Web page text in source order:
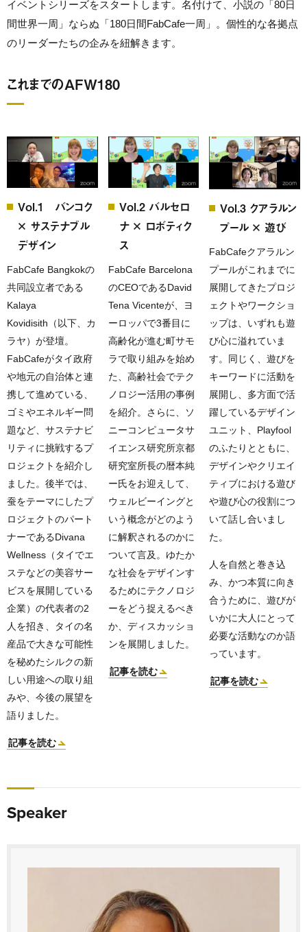
イベントシリーズをスタートします。名付けて、小説の「80日
間世界一周」ならぬ「180日間FabCafe一周」。個性的な各拠点
のリーダーたちの企みを紐解きます。
これまでのAFW180
Vol.1 バンコク
× サステナブル
デザイン
FabCafe Bangkokの
共同設立者である
Kalaya
Kovidisith（以下、カ
ラヤ）が登壇。
FabCafeがタイ政府
や地元の自治体と連
携して進めている、
ゴミやエネルギー問
題など、サステナビ
リティに挑戦するプ
ロジェクトを紹介し
ました。後半では、
蚕をテーマにしたプ
ロジェクトのパート
ナーであるDivana
Wellness（タイでエ
ステなどの美容サー
ビスを展開している
企業）の代表者の2
人を招き、タイの名
産品で大きな可能性
を秘めたシルクの新
しい用途への取り組
みや、今後の展望を
語りました。
記事を読む
Vol.2 バルセロ
ナ × ロボティク
ス
FabCafe Barcelona
のCEOであるDavid
Tena Vicenteが、ヨ
ーロッパで3番目に
高齢化が進む町サモ
ラで取り組みを始め
た、高齢社会でテク
ノロジー活用の事例
を紹介。さらに、ソ
ニーコンピュータサ
イエンス研究所京都
研究室所長の暦本純
ー氏をお迎えして、
ウェルビーイングと
いう概念がどのよう
に解釈されるのかに
ついて言及。ゆたか
な社会をデザインす
るためにテクノロジ
ーをどう捉えるべき
か、ディスカッショ
ンを展開しました。
記事を読む
Vol.3 クアラルン
プール × 遊び
FabCafeクアラルン
プールがこれまでに
展開してきたプロジ
ェクトやワークショ
ップは、いずれも遊
び心に溢れていま
す。同じく、遊びを
キーワードに活動を
展開し、多方面で活
躍しているデザイン
ユニット、Playfool
のふたりとともに、
デザインやクリエイ
ティブにおける遊び
や遊び心の役割につ
いて話し合いまし
た。
人を自然と巻き込
み、かつ本質に向き
合うために、遊びが
いかに大人にとって
必要な活動なのか語
っています。
記事を読む
Speaker